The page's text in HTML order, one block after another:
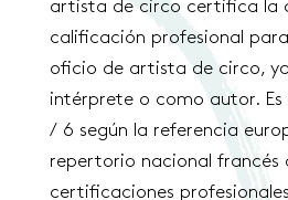
artista de circo certifica la
calificación profesional
oficio de artista de circo,
intérprete o como autor. Es
/ 6 según la referencia
repertorio nacional francés
certificaciones